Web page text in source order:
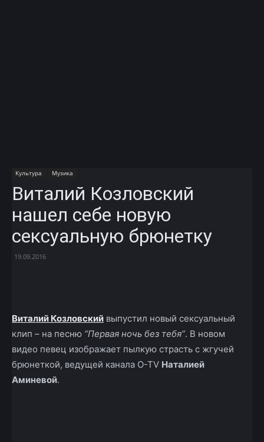
Культура Музика
Виталий Козловский
нашел себе новую
сексуальную брюнетку
19.09.2016
Виталий Козловский выпустил новый сексуальный
клип – на песню “Первая ночь без тебя”. В новом
видео певец изображает пылкую страсть с жгучей
брюнеткой, ведущей канала O-TV Наталией
Аминевой.